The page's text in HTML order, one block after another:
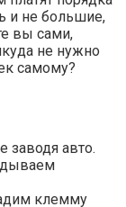
и не большие,
вы сами,
не нужно
самому?
заводя авто.
клемму